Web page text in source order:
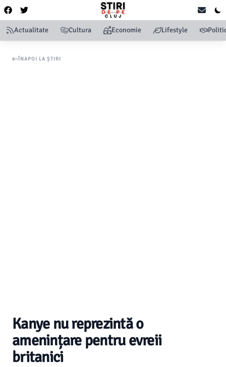
Actualitate Cultura Economie Lifestyle
ÎNAPOI LA ȘTIRI
Kanye nu reprezintă o
amenințare pentru evreii
britanici